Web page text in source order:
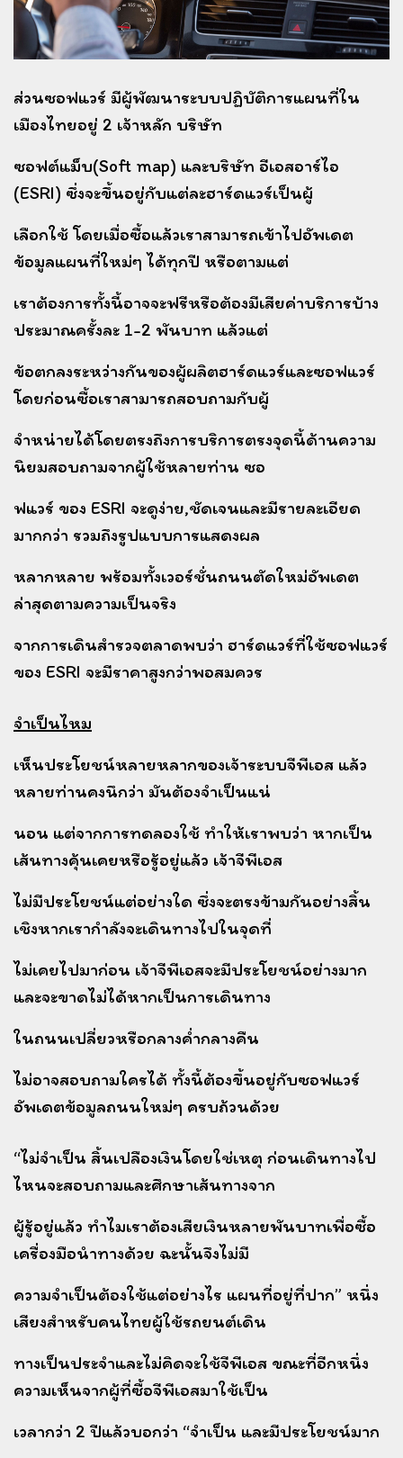
ส่วนซอฟแวร์ มีผู้พัฒนาระบบปฏิบัติการแผนที่ใน
เมืองไทยอยู่ 2 เจ้าหลัก บริษัท
ซอฟต์แม็บ(Soft map) และบริษัท อีเอสอาร์ไอ
(ESRI) ซึ่งจะขึ้นอยู่กับแต่ละฮาร์ดแวร์เป็นผู้
เลือกใช้ โดยเมื่อซื้อแล้วเราสามารถเข้าไปอัพเดต
ข้อมูลแผนที่ใหม่ๆ ได้ทุกปี หรือตามแต่
เราต้องการทั้งนี้อาจจะฟรีหรือต้องมีเสียค่าบริการบ้าง
ประมาณครั้งละ 1-2 พันบาท แล้วแต่
ข้อตกลงระหว่างกันของผู้ผลิตฮาร์ดแวร์และซอฟแวร์
โดยก่อนซื้อเราสามารถสอบถามกับผู้
จำหน่ายได้โดยตรงถึงการบริการตรงจุดนี้ด้านความ
นิยมสอบถามจากผู้ใช้หลายท่าน ซอ
ฟแวร์ ของ ESRI จะดูง่าย,ชัดเจนและมีรายละเอียด
มากกว่า รวมถึงรูปแบบการแสดงผล
หลากหลาย พร้อมทั้งเวอร์ชั่นถนนตัดใหม่อัพเดต
ล่าสุดตามความเป็นจริง
จากการเดินสำรวจตลาดพบว่า ฮาร์ดแวร์ที่ใช้ซอฟแวร์
ของ ESRI จะมีราคาสูงกว่าพอสมควร
จำเป็นไหม
เห็นประโยชน์หลายหลากของเจ้าระบบจีพีเอส แล้ว
หลายท่านคงนึกว่า มันต้องจำเป็นแน่
นอน แต่จากการทดลองใช้ ทำให้เราพบว่า หากเป็น
เส้นทางคุ้นเคยหรือรู้อยู่แล้ว เจ้าจีพีเอส
ไม่มีประโยชน์แต่อย่างใด ซึ่งจะตรงข้ามกันอย่างสิ้น
เชิงหากเรากำลังจะเดินทางไปในจุดที่
ไม่เคยไปมาก่อน เจ้าจีพีเอสจะมีประโยชน์อย่างมาก
และจะขาดไม่ได้หากเป็นการเดินทาง
ในถนนเปลี่ยวหรือกลางค่ำกลางคืน
ไม่อาจสอบถามใครได้ ทั้งนี้ต้องขึ้นอยู่กับซอฟแวร์
อัพเดตข้อมูลถนนใหม่ๆ ครบถ้วนด้วย
“ไม่จำเป็น สิ้นเปลืองเงินโดยใช่เหตุ ก่อนเดินทางไป
ไหนจะสอบถามและศึกษาเส้นทางจาก
ผู้รู้อยู่แล้ว ทำไมเราต้องเสียเงินหลายพันบาทเพื่อซื้อ
เครื่องมือนำทางด้วย ฉะนั้นจึงไม่มี
ความจำเป็นต้องใช้แต่อย่างไร แผนที่อยู่ที่ปาก” หนึ่ง
เสียงสำหรับคนไทยผู้ใช้รถยนต์เดิน
ทางเป็นประจำและไม่คิดจะใช้จีพีเอส ขณะที่อีกหนึ่ง
ความเห็นจากผู้ที่ซื้อจีพีเอสมาใช้เป็น
เวลากว่า 2 ปีแล้วบอกว่า “จำเป็น และมีประโยชน์มาก